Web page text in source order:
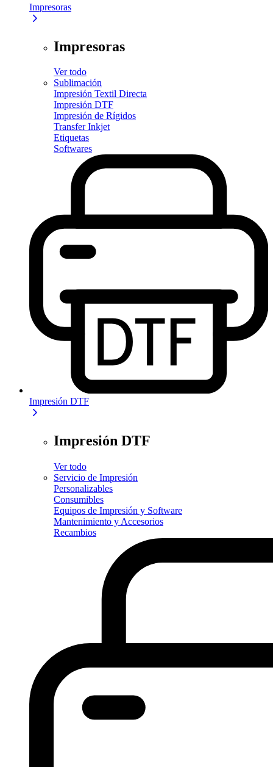
Impresoras
Impresoras
Ver todo
Sublimación
Impresión Textil Directa
Impresión DTF
Impresión de Rígidos
Transfer Inkjet
Etiquetas
Softwares
Impresión DTF
Impresión DTF
Ver todo
Servicio de Impresión
Personalizables
Consumibles
Equipos de Impresión y Software
Mantenimiento y Accesorios
Recambios